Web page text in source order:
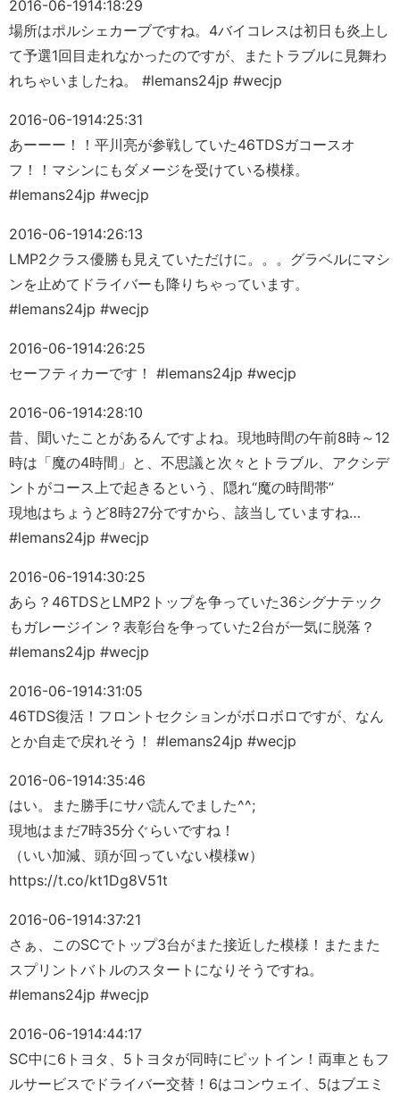
2016-06-1914:18:29
場所はポルシェカーブですね。4バイコレスは初日も炎上し
て予選1回目走れなかったのですが、またトラブルに見舞わ
れちゃいましたね。 #lemans24jp #wecjp
2016-06-1914:25:31
あーーー！！平川亮が参戦していた46TDSガコースオ
フ！！マシンにもダメージを受けている模様。
#lemans24jp #wecjp
2016-06-1914:26:13
LMP2クラス優勝も見えていただけに。。。グラベルにマシ
ンを止めてドライバーも降りちゃっています。
#lemans24jp #wecjp
2016-06-1914:26:25
セーフティカーです！ #lemans24jp #wecjp
2016-06-1914:28:10
昔、聞いたことがあるんですよね。現地時間の午前8時～12
時は「魔の4時間」と、不思議と次々とトラブル、アクシデ
ントがコース上で起きるという、隠れ“魔の時間帯”
現地はちょうど8時27分ですから、該当していますね…
#lemans24jp #wecjp
2016-06-1914:30:25
あら？46TDSとLMP2トップを争っていた36シグナテック
もガレージイン？表彰台を争っていた2台が一気に脱落？
#lemans24jp #wecjp
2016-06-1914:31:05
46TDS復活！フロントセクションがボロボロですが、なん
とか自走で戻れそう！ #lemans24jp #wecjp
2016-06-1914:35:46
はい。また勝手にサバ読んでました^^;
現地はまだ7時35分ぐらいですね！
（いい加減、頭が回っていない模様w）
https://t.co/kt1Dg8V51t
2016-06-1914:37:21
さぁ、このSCでトップ3台がまた接近した模様！またまた
スプリントバトルのスタートになりそうですね。
#lemans24jp #wecjp
2016-06-1914:44:17
SC中に6トヨタ、5トヨタが同時にピットイン！両車ともフ
ルサービスでドライバー交替！6はコンウェイ、5はブエミ